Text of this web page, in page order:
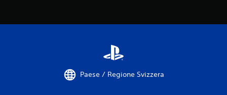
Paese / Regione Svizzera